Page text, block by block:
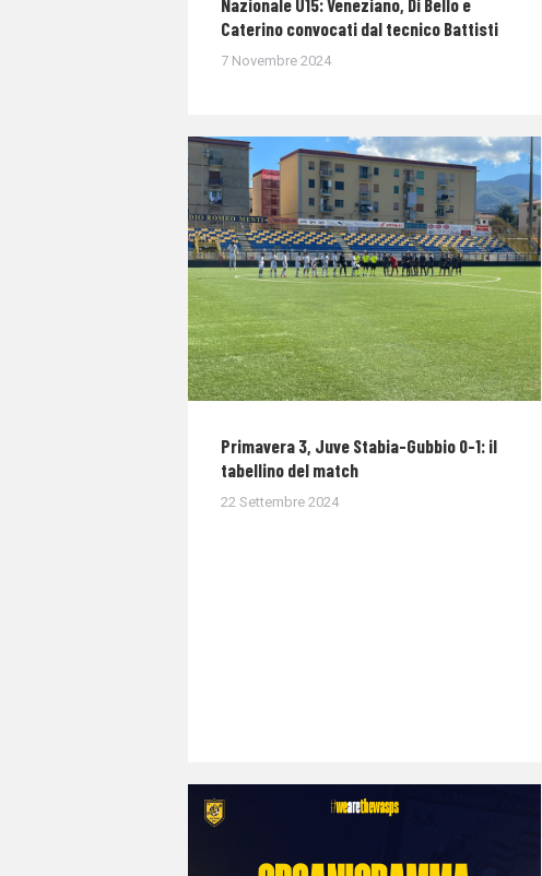
Caterino convocati dal tecnico Battisti
7 Novembre 2024
Primavera 3, Juve Stabia-Gubbio 0-1: il
tabellino del match
22 Settembre 2024